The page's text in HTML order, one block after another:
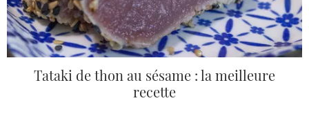
Tataki de thon au sésame : la meilleure
recette